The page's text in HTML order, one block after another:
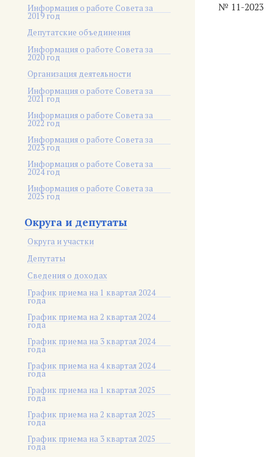
Информация о работе Совета за
2019 год
Депутатские объединения
Информация о работе Совета за
2020 год
Организация деятельности
Информация о работе Совета за
2021 год
Информация о работе Совета за
2022 год
Информация о работе Совета за
2023 год
Информация о работе Совета за
2024 год
Информация о работе Совета за
2025 год
Округа и депутаты
Округа и участки
Депутаты
Сведения о доходах
График приема на 1 квартал 2024
года
График приема на 2 квартал 2024
года
График приема на 3 квартал 2024
года
График приема на 4 квартал 2024
года
График приема на 1 квартал 2025
года
График приема на 2 квартал 2025
года
График приема на 3 квартал 2025
года
№ 11-2023